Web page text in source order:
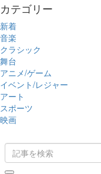
カテゴリー
新着
音楽
クラシック
舞台
アニメ/ゲーム
イベント/レジャー
アート
スポーツ
映画